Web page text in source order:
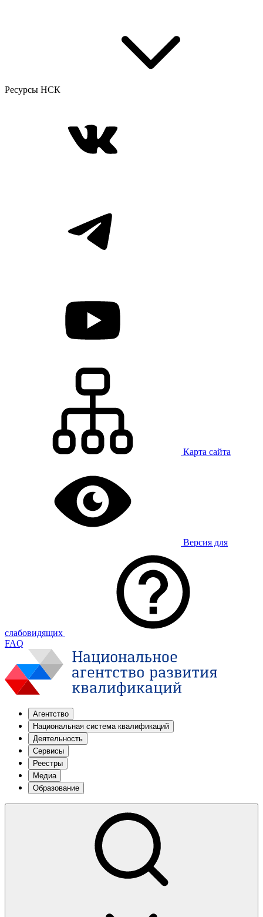
Ресурсы НСК
Карта сайта
Версия для
слабовидящих
FAQ
Агентство
Национальная система квалификаций
Деятельность
Сервисы
Реестры
Медиа
Образование